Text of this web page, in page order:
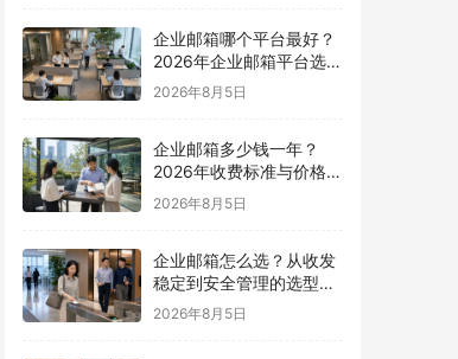
企业邮箱哪个平台最好？
2026年企业邮箱平台选择
指南
2026年8月5日
企业邮箱多少钱一年？
2026年收费标准与价格计
算指南
2026年8月5日
企业邮箱怎么选？从收发
稳定到安全管理的选型指
南
2026年8月5日